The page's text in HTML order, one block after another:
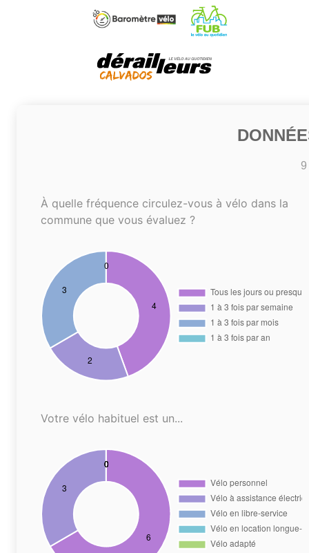
9
À quelle fréquence circulez-vous à vélo dans la
commune que vous évaluez ?
Votre vélo habituel est un...